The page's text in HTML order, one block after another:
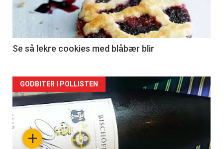
Se så lekre cookies med blåbær blir
Forsiden
akkurat
nå+
GODBITER I POLLISTEN